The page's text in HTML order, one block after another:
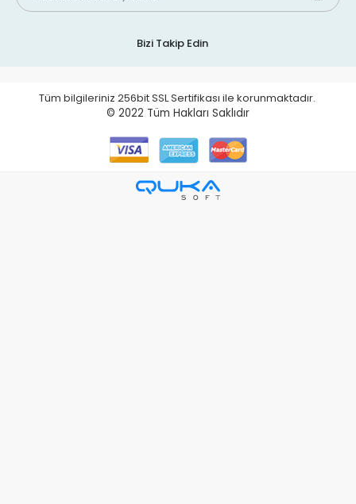
Bizi Takip Edin
Tüm bilgileriniz 256bit SSL Sertifikası ile korunmaktadır.
© 2022 Tüm Hakları Saklıdır